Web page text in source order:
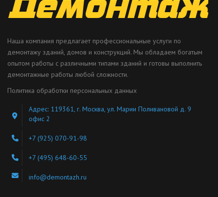
Наша компания предлагает профессиональные услуги по
демонтажу зданий, домов и конструкций. Мы обладаем богатым
опытом работы с различными типами зданий и готовы выполнить
демонтажные работы любой сложности.
Политика обработки персональных данных
Адрес: 119361, г. Москва, ул. Марии Поливановой д. 9
офис 2
+7 (925) 070-91-98
+7 (495) 648-60-55
info@demontazh.ru